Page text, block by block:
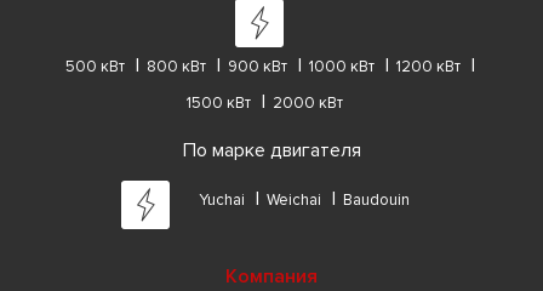
500 кВт 800 кВт 900 кВт 1000 кВт
1200 кВт
1500 кВт
2000 кВт
По марке двигателя
Yuchai Weichai Baudouin
Компания